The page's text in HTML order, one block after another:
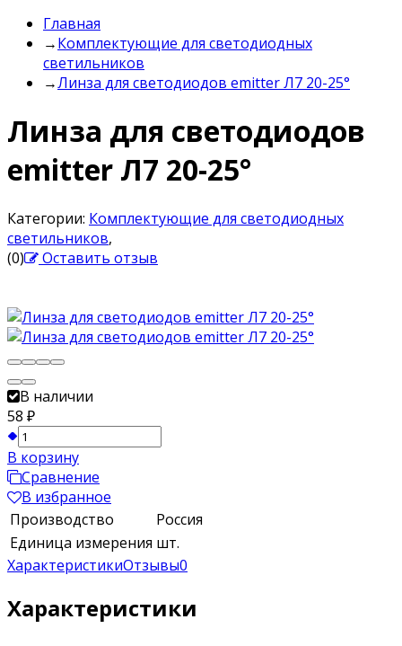
Главная
→Комплектующие для светодиодных
светильников
→Линза для светодиодов emitter Л7 20-25°
Линза для светодиодов
emitter Л7 20-25°
Категории: Комплектующие для светодиодных
светильников,
(0)
Оставить отзыв
В наличии
58 ₽
В корзину
Сравнение
В избранное
Производство
Россия
Единица измерения шт.
ХарактеристикиОтзывы0
Характеристики